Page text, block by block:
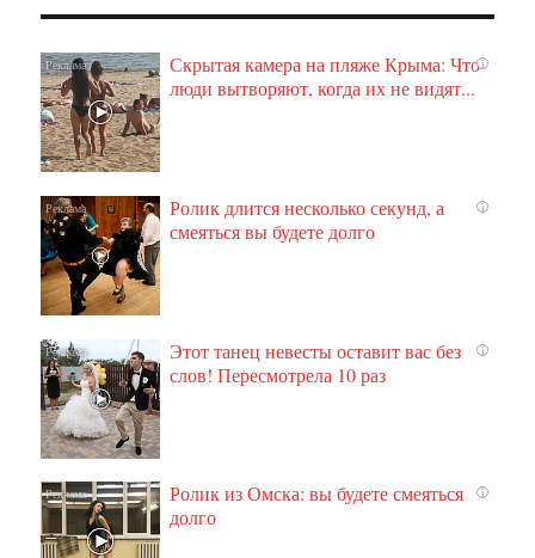
i
Скрытая камера на пляже Крыма: Что
люди вытворяют, когда их не видят...
i
Ролик длится несколько секунд, а
смеяться вы будете долго
i
Этот танец невесты оставит вас без
слов! Пересмотрела 10 раз
i
Ролик из Омска: вы будете смеяться
долго